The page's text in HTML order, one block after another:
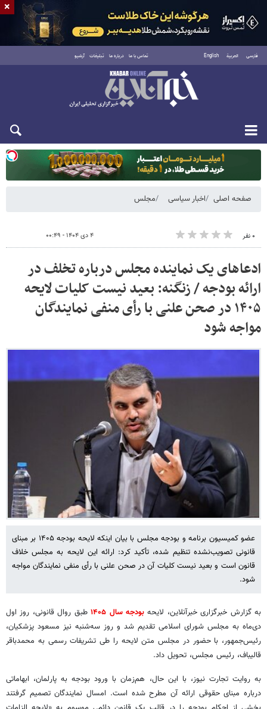
فارسی العربية English تماس با ما درباره ما تبلیغات آرشیو
یکشنبه ۱۸ مرداد ۱۴۰۵
صفحه اصلی اخبار سیاسی مجلس
۰ نفر ۴ دی ۱۴۰۴ - ۰۰:۴۹
ادعاهای یک نماینده مجلس درباره تخلف در
ارائه بودجه / زنگنه: بعید نیست کلیات لایحه
۱۴۰۵ در صحن علنی با رأی منفی نمایندگان
مواجه شود
عضو کمیسیون برنامه و بودجه مجلس با بیان اینکه لایحه بودجه ۱۴۰۵ بر مبنای
قانونی تصویب‌نشده تنظیم شده، تأکید کرد: ارائه این لایحه به مجلس خلاف
قانون است و بعید نیست کلیات آن در صحن علنی با رأی منفی نمایندگان مواجه
شود.
به گزارش خبرگزاری خبرآنلاین، لایحهبودجه سال ۱۴۰۵
طبق روال قانونی، روز اول
دی‌ماه به مجلس شورای اسلامی تقدیم شد و روز سه‌شنبه نیز مسعود پزشکیان،
رئیس‌جمهور، با حضور در مجلس متن لایحه را طی تشریفات رسمی به محمدباقر
قالیباف، رئیس مجلس، تحویل داد.
به روایت تجارت نیوز، با این حال، هم‌زمان با ورود بودجه به پارلمان، ابهاماتی
درباره مبنای حقوقی ارائه آن مطرح شده است. امسال نمایندگان تصمیم گرفتند
×